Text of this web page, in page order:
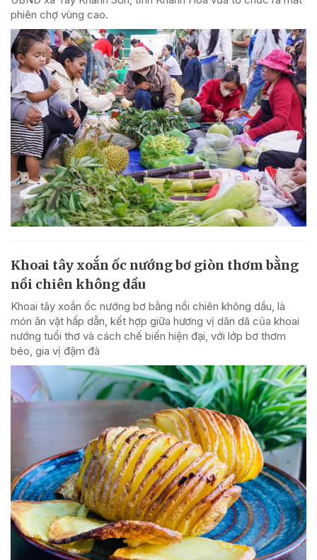
phiên chợ vùng cao.
Khoai tây xoắn ốc nướng bơ giòn thơm bằng
nồi chiên không dầu
Khoai tây xoắn ốc nướng bơ bằng nồi chiên không dầu, là
món ăn vặt hấp dẫn, kết hợp giữa hương vị dân dã của khoai
nướng tuổi thơ và cách chế biến hiện đại, với lớp bơ thơm
béo, gia vị đậm đà